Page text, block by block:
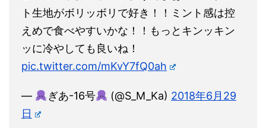
ト生地がボリッボリで好き！！ミント感は控
えめで食べやすいかな！！もっとキンッキン
ッに冷やしても良いね！
pic.twitter.com/mKvY7fQ0ah
— ぎあ-16号 (@S_M_Ka) 2018年6月29
日